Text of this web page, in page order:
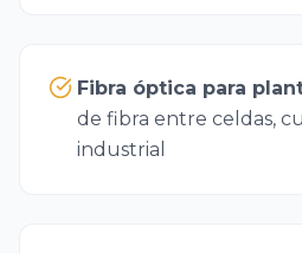
Fibra óptica para
de fibra entre celdas,
industrial